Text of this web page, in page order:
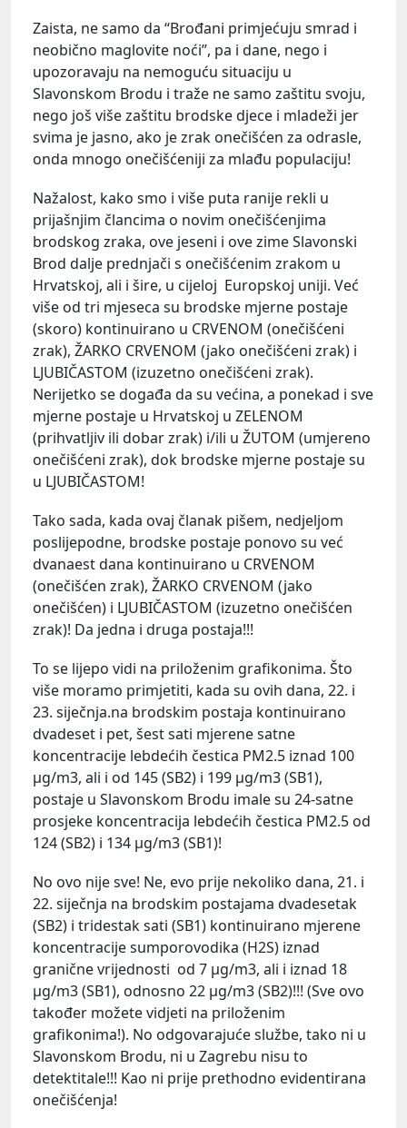
Zaista, ne samo da “Brođani primjećuju smrad i
neobično maglovite noći”, pa i dane, nego i
upozoravaju na nemoguću situaciju u
Slavonskom Brodu i traže ne samo zaštitu svoju,
nego još više zaštitu brodske djece i mladeži jer
svima je jasno, ako je zrak onečišćen za odrasle,
onda mnogo onečišćeniji za mlađu populaciju!
Nažalost, kako smo i više puta ranije rekli u
prijašnjim člancima o novim onečišćenjima
brodskog zraka, ove jeseni i ove zime Slavonski
Brod dalje prednjači s onečišćenim zrakom u
Hrvatskoj, ali i šire, u cijeloj Europskoj uniji. Već
više od tri mjeseca su brodske mjerne postaje
(skoro) kontinuirano u CRVENOM (onečišćeni
zrak), ŽARKO CRVENOM (jako onečišćeni zrak) i
LJUBIČASTOM (izuzetno onečišćeni zrak).
Nerijetko se događa da su većina, a ponekad i sve
mjerne postaje u Hrvatskoj u ZELENOM
(prihvatljiv ili dobar zrak) i/ili u ŽUTOM (umjereno
onečišćeni zrak), dok brodske mjerne postaje su
u LJUBIČASTOM!
Tako sada, kada ovaj članak pišem, nedjeljom
poslijepodne, brodske postaje ponovo su već
dvanaest dana kontinuirano u CRVENOM
(onečišćen zrak), ŽARKO CRVENOM (jako
onečišćen) i LJUBIČASTOM (izuzetno onečišćen
zrak)! Da jedna i druga postaja!!!
To se lijepo vidi na priloženim grafikonima. Što
više moramo primjetiti, kada su ovih dana, 22. i
23. siječnja.na brodskim postaja kontinuirano
dvadeset i pet, šest sati mjerene satne
koncentracije lebdećih čestica PM2.5 iznad 100
µg/m3, ali i od 145 (SB2) i 199 µg/m3 (SB1),
postaje u Slavonskom Brodu imale su 24-satne
prosjeke koncentracija lebdećih čestica PM2.5 od
124 (SB2) i 134 µg/m3 (SB1)!
No ovo nije sve! Ne, evo prije nekoliko dana, 21. i
22. siječnja na brodskim postajama dvadesetak
(SB2) i tridestak sati (SB1) kontinuirano mjerene
koncentracije sumporovodika (H2S) iznad
granične vrijednosti od 7 µg/m3, ali i iznad 18
µg/m3 (SB1), odnosno 22 µg/m3 (SB2)!!! (Sve ovo
također možete vidjeti na priloženim
grafikonima!). No odgovarajuće službe, tako ni u
Slavonskom Brodu, ni u Zagrebu nisu to
detektitale!!! Kao ni prije prethodno evidentirana
onečišćenja!